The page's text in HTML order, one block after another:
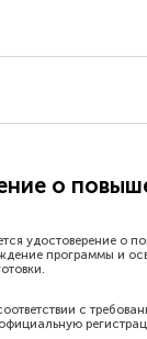
о
удостоверение о
программы и
с